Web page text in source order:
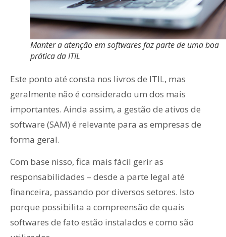
Manter a atenção em softwares faz parte de uma boa
prática da ITIL
Este ponto até consta nos livros de ITIL, mas
geralmente não é considerado um dos mais
importantes. Ainda assim, a gestão de ativos de
software (SAM) é relevante para as empresas de
forma geral.
Com base nisso, fica mais fácil gerir as
responsabilidades – desde a parte legal até
financeira, passando por diversos setores. Isto
porque possibilita a compreensão de quais
softwares de fato estão instalados e como são